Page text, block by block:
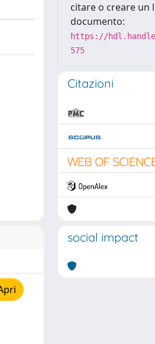
citare o creare un
documento:
https://
575
Citazioni
social impact